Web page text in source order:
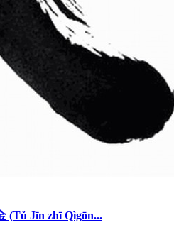
(Tǔ Jīn zhī Qìgōn...